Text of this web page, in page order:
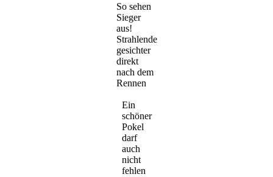
So sehen
Sieger
aus!
Strahlende
gesichter
direkt
nach dem
Rennen
Ein
schöner
Pokel
darf
auch
nicht
fehlen